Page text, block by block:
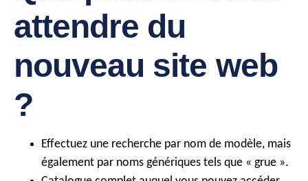
attendre du
nouveau site web
?
Effectuez une recherche par nom de modèle, mais
également par noms génériques tels que « grue ».